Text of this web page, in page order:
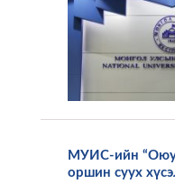
МУИС-ийн
оршин суух